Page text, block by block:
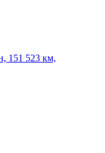
151 523 км,